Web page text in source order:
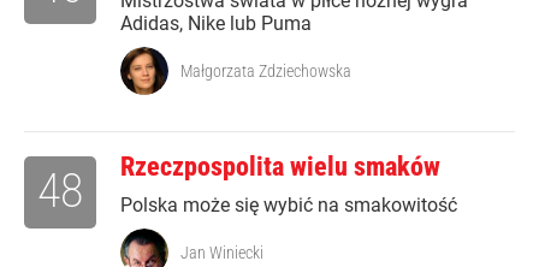
Adidas, Nike lub Puma
Małgorzata Zdziechowska
Rzeczpospolita wielu smaków
Polska może się wybić na smakowitość
48
Jan Winiecki